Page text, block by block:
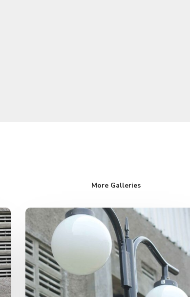
More Galleries
Lampu
Taman
Antik
RS
Islam
Yogyakarta